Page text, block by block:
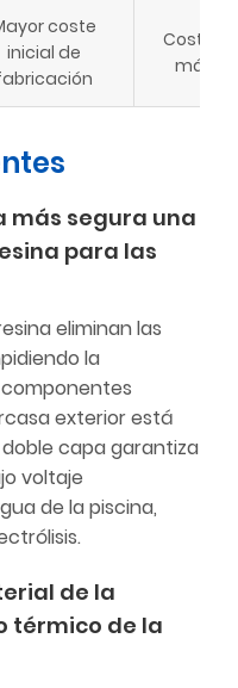
coste
inicial de
Costo
más
más segura una
para las
eliminan las
la
exterior está
capa garantiza
voltaje
de la piscina,
de la
térmico de la